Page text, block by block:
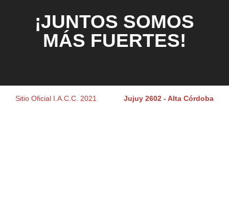
¡JUNTOS SOMOS
MÁS FUERTES!
Sitio Oficial I.A.C.C. 2021 Jujuy 2602 - Alta Córdoba